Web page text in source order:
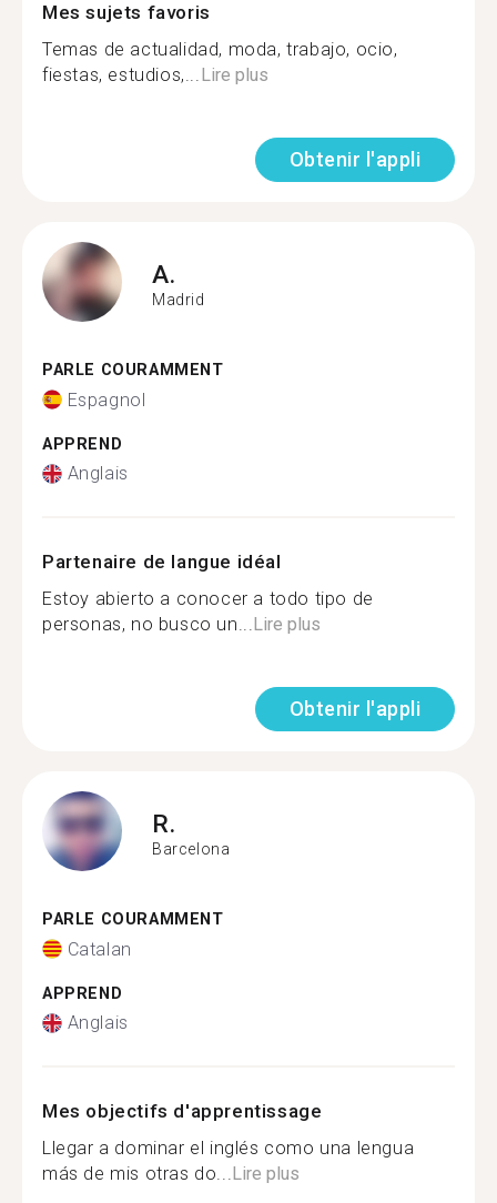
Mes sujets favoris
Temas de actualidad, moda, trabajo, ocio,
fiestas, estudios,...Lire plus
Obtenir l'appli
A.
Madrid
PARLE COURAMMENT
Espagnol
APPREND
Anglais
Partenaire de langue idéal
Estoy abierto a conocer a todo tipo de
personas, no busco un...Lire plus
Obtenir l'appli
R.
Barcelona
PARLE COURAMMENT
Catalan
APPREND
Anglais
Mes objectifs d'apprentissage
Llegar a dominar el inglés como una lengua
más de mis otras do...Lire plus